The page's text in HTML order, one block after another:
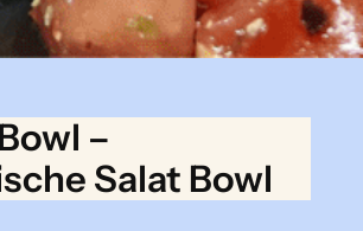
–
Salat Bowl